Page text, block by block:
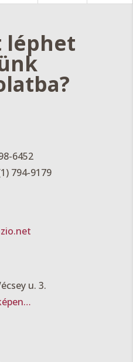
léphet
6452
794-9179
u. 3.